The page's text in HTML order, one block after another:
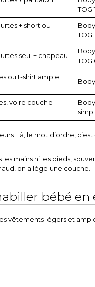
TOG
+ short ou
TOG 1
seul + chapeau
TOG
ou t-shirt ample
voire couche
: là, le mot d’ordre, c’est
mains ni les pieds,
on allège une couche.
bébé en
vêtements légers et